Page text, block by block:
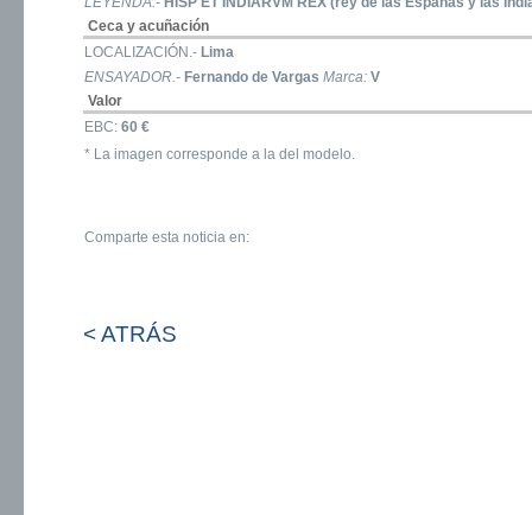
Ceca y acuñación
LOCALIZACIÓN.- Lima
ENSAYADOR.- Fernando de Vargas Marca: V
Valor
EBC: 60 €
* La imagen corresponde a la del modelo.
Comparte esta noticia en:
< ATRÁS